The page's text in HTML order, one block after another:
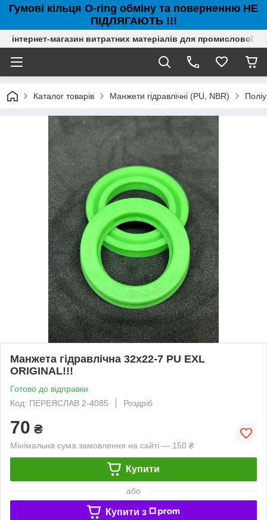
Гумові кільця O-ring обміну та поверненню НЕ
ПІДЛЯГАЮТЬ !!!
інтернет-магазин витратних матеріалів для промислової
Каталог товарів Манжети гідравлічні (PU, NBR)
Манжета гідравлічна 32х22-7 PU EXL
ORIGINAL!!!
Готово до відправки
Код: ПЕРЕЯСЛАВ 2-4085
Роздріб
70 ₴
Мінімальна сума замовлення на сайті — 150 ₴
Купити
або
Купити з